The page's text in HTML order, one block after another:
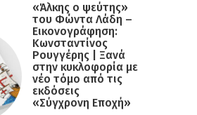
«Άλκης ο ψεύτης»
του Φώντα Λάδη –
Εικονογράφηση:
Κωνσταντίνος
Ρουγγέρης | Ξανά
στην κυκλοφορία με
νέο τόμο από τις
εκδόσεις
«Σύγχρονη Εποχή»